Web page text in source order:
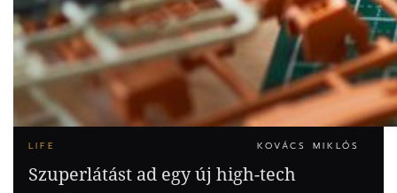
LIFE KOVÁCS MIKLÓS
Szuperlátást ad egy új high-tech